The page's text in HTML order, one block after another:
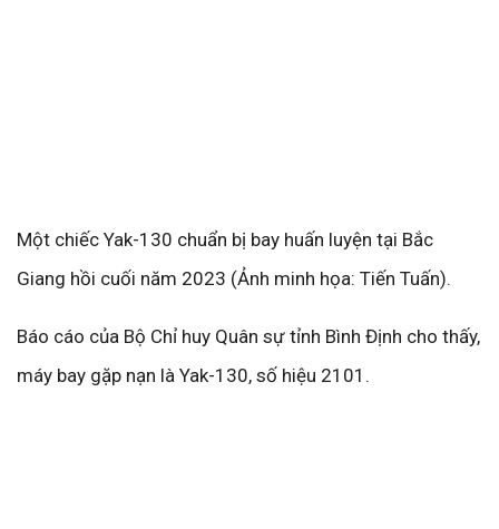
Một chiếc Yak-130 chuẩn bị bay huấn luyện tại Bắc
Giang hồi cuối năm 2023 (Ảnh minh họa: Tiến Tuấn).
Báo cáo của Bộ Chỉ huy Quân sự tỉnh Bình Định cho thấy,
máy bay gặp nạn là Yak-130, số hiệu 2101.